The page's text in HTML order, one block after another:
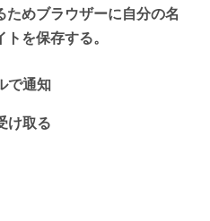
ためブラウザーに自分の名
を保存する。
で通知
け取る